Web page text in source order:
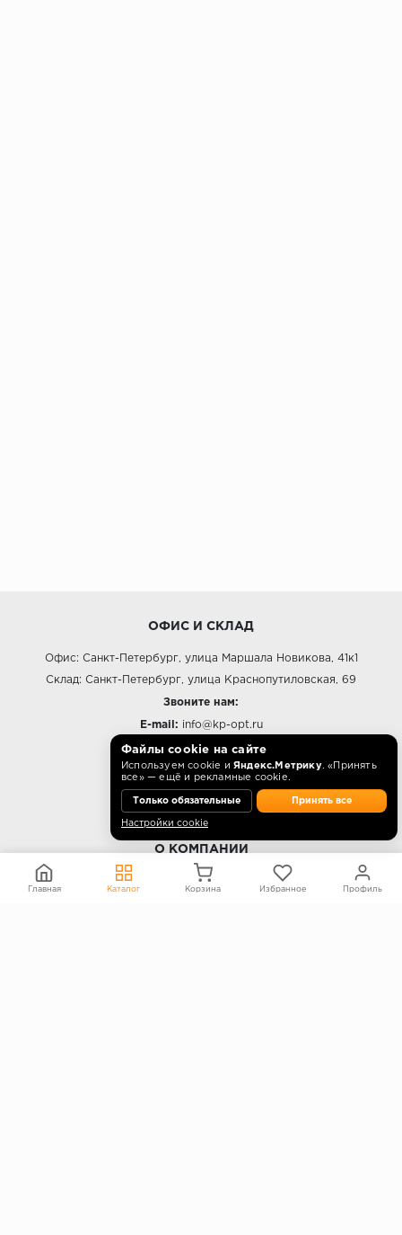
ОФИС И СКЛАД
Офис: Санкт-Петербург, улица Маршала Новикова, 41к1
Склад: Санкт-Петербург, улица Краснопутиловская, 69
Звоните нам:
E-mail: info@kp-opt.ru
Режим работы
10:00 - 18:00 пн-пт.
О КОМПАНИИ
Контакты
Файлы cookie на сайте
Используем cookie и Яндекс.Метрику. «Принять
все» — ещё и рекламные cookie.
Только обязательные Принять все
Настройки cookie
Главная Каталог Корзина Избранное Профиль